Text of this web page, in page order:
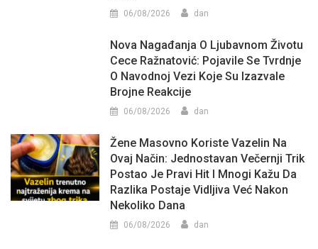
06/08/2026 dan
Nova Nagađanja O Ljubavnom Životu
Cece Ražnatović: Pojavile Se Tvrdnje
O Navodnoj Vezi Koje Su Izazvale
Brojne Reakcije
06/08/2026 dan
Žene Masovno Koriste Vazelin Na
Ovaj Način: Jednostavan Večernji Trik
Postao Je Pravi Hit I Mnogi Kažu Da
Razlika Postaje Vidljiva Već Nakon
Nekoliko Dana
06/08/2026 dan